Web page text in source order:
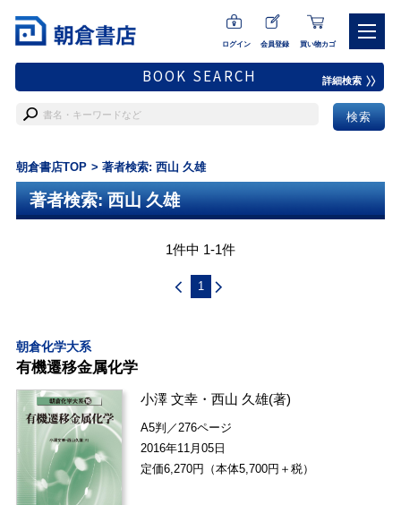
ログイン 会員登録 買い物カゴ
BOOK SEARCH 詳細検索
朝倉書店TOP 著者検索: 西山 久雄
著者検索: 西山 久雄
1件中 1-1件
1
朝倉化学大系
有機遷移金属化学
小澤 文幸 ・西山 久雄(著)
A5判／276ページ
2016年11月05日
定価6,270円（本体5,700円＋税）